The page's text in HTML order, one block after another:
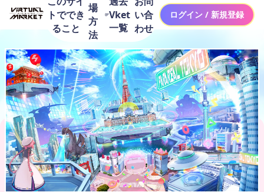
トででき
ること
場
方
法
Vket
一覧
い合
わせ
ログイン / 新規登録